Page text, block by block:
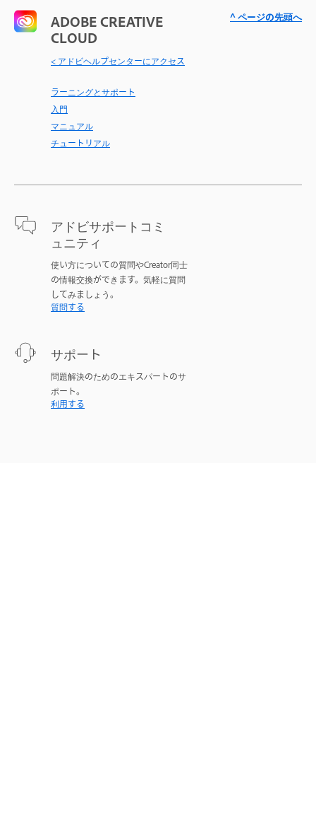
ADOBE CREATIVE
CLOUD
< アドビヘルプセンターにアクセス
ラーニングとサポート
入門
マニュアル
チュートリアル
アドビサポートコミ
ュニティ
使い方についての質問やCreator同士
の情報交換ができます。気軽に質問
してみましょう。
質問する
サポート
問題解決のためのエキスパートのサ
ポート。
利用する
^ ページの先頭へ